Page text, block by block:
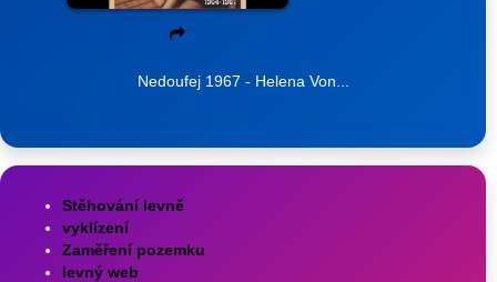
Nedoufej 1967 - Helena Von...
Stěhování levně
vyklízení
Zaměření pozemku
levný web